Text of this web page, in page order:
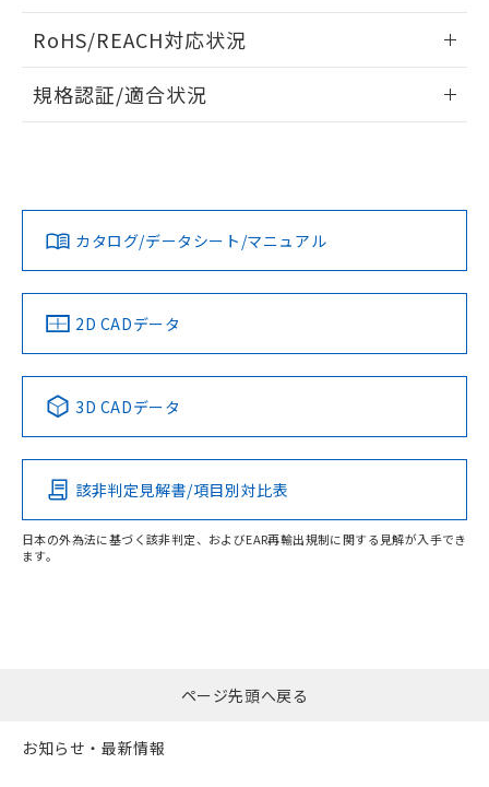
ドすることができます。
ログイン/会員登録
ダウンロードデータをご利用いただく前に、以下を必ずお読
みください。
ソフトウェアの使用条件
RoHS/REACH対応状況
EU RoHS 注意事項・凡例
対応済み
中国 RoHS 注意事項・凡例
Pb Hg Cd Cr(VI)
O
この製品のRoHS/REACH対応状況ページへ
規格認証/適合状況
LR型式承認
（イギリス
船舶規格）
DNV型式承認
（ノルウェー
BV型式承認
（フランス
KR型式
（韓国
No No No No
この製品の規格認証/適合状況ページへ
その他の認証はこちらのページからご検索ください
カタログ/データシート/マニュアル
2D CADデータ
3D CADデータ
該非判定見解書/項目別対比表
日本の外為法に基づく該非判定、およびEAR再輸出規制に関する見解が入手でき
ます。
ページ先頭へ戻る
お知らせ・最新情報